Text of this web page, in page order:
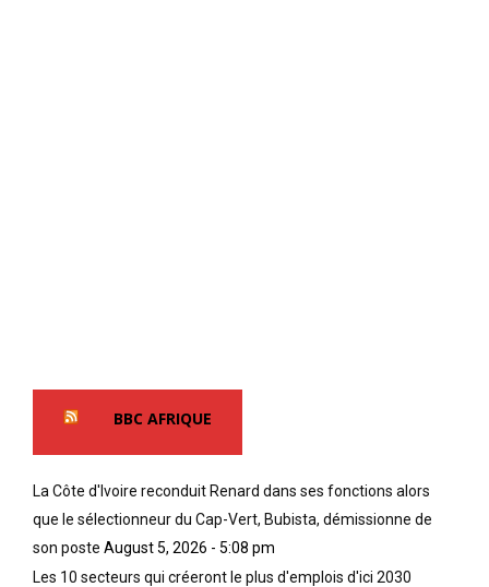
BBC AFRIQUE
La Côte d'Ivoire reconduit Renard dans ses fonctions alors
que le sélectionneur du Cap-Vert, Bubista, démissionne de
son poste August 5, 2026 - 5:08 pm
Les 10 secteurs qui créeront le plus d'emplois d'ici 2030